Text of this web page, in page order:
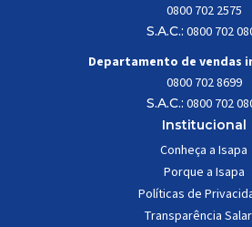
0800 702 2575
S.A.C.: 0800 702
Departamento de vendas
0800 702 8699
S.A.C.: 0800 702
Institucional
Conheça a Isapa
Porque a Isapa
Políticas de
Transparência